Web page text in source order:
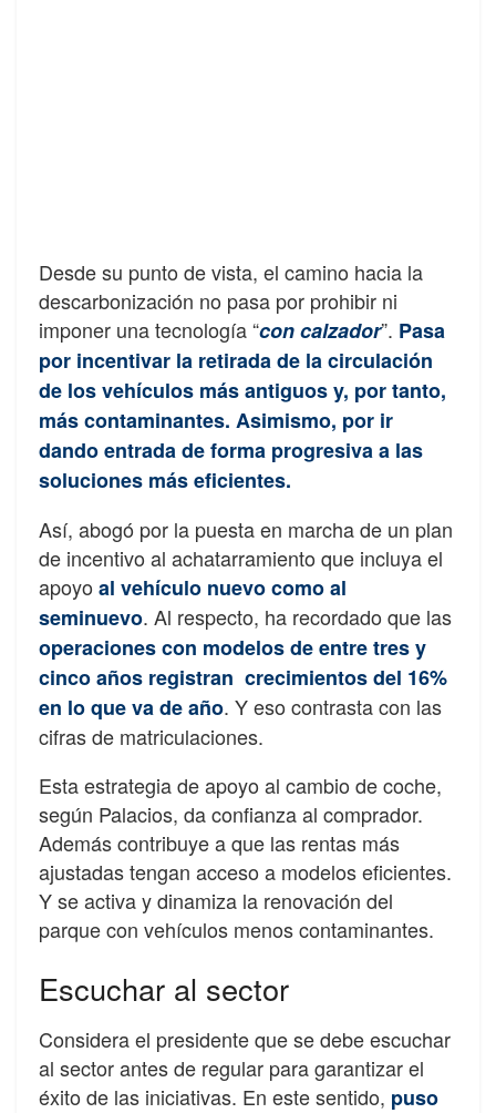
Desde su punto de vista, el camino hacia la
descarbonización no pasa por prohibir ni
imponer una tecnología “con calzador”. Pasa
por incentivar la retirada de la circulación
de los vehículos más antiguos y, por tanto,
más contaminantes. Asimismo, por ir
dando entrada de forma progresiva a las
soluciones más eficientes.
Así, abogó por la puesta en marcha de un plan
de incentivo al achatarramiento que incluya el
apoyo al vehículo nuevo como al
seminuevo. Al respecto, ha recordado que las
operaciones con modelos de entre tres y
cinco años registran crecimientos del 16%
en lo que va de año. Y eso contrasta con las
cifras de matriculaciones.
Esta estrategia de apoyo al cambio de coche,
según Palacios, da confianza al comprador.
Además contribuye a que las rentas más
ajustadas tengan acceso a modelos eficientes.
Y se activa y dinamiza la renovación del
parque con vehículos menos contaminantes.
Escuchar al sector
Considera el presidente que se debe escuchar
al sector antes de regular para garantizar el
éxito de las iniciativas. En este sentido, puso